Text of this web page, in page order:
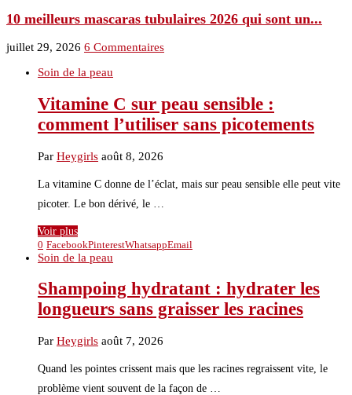
10 meilleurs mascaras tubulaires 2026 qui sont un...
juillet 29, 2026 6 Commentaires
Soin de la peau
Vitamine C sur peau sensible :
comment l’utiliser sans picotements
Par Heygirls août 8, 2026
La vitamine C donne de l’éclat, mais sur peau sensible elle peut vite
picoter. Le bon dérivé, le …
Voir plus
0 FacebookPinterestWhatsappEmail
Soin de la peau
Shampoing hydratant : hydrater les
longueurs sans graisser les racines
Par Heygirls août 7, 2026
Quand les pointes crissent mais que les racines regraissent vite, le
problème vient souvent de la façon de …